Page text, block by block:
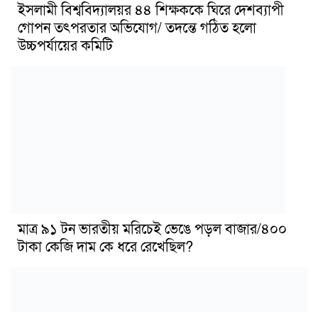
ইসলামী বিশ্ববিদ্যালয়র ৪৪ শিক্ষককে ঘিরে দেশব্যাপী
গোপন তৎপরতার অভিযোগ/ তদন্তে গঠিত হলো
উচ্চপর্যায়ের কমিটি
মাত্র ৯১ টন ভারতীয় মরিচেই ভেঙে পড়ল বাজার/৪০০
টাকা কেজি দাম কে ধরে রেখেছিল?